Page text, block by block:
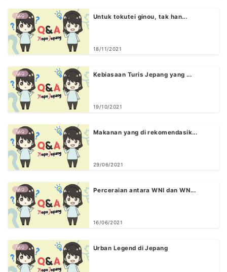
FAQ Untuk tokutei ginou, tak han...
18/11/2021
FAQ Kebiasaan Turis Jepang yang ...
19/10/2021
FAQ Makanan yang di rekomendasik...
29/06/2021
FAQ Perceraian antara WNI dan WN...
16/06/2021
FAQ Urban Legend di Jepang